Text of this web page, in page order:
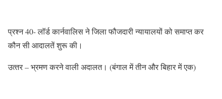
प्रश्‍न 40- लॉर्ड कार्नवालिस ने जिला फौजदारी न्‍यायालयों को समाप्‍त कर
कौन सी आदालतें शुरू की।
उत्‍तर – भ्रमण करने वाली अदालत। (बंगाल में तीन और बिहार में एक)